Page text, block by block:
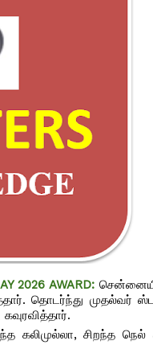
2026 AWARD:
தொடர்ந்து முதல்வர்
சிறந்த நெல்